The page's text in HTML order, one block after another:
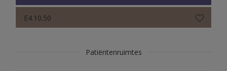
E4.10.50
Patiëntenruimtes